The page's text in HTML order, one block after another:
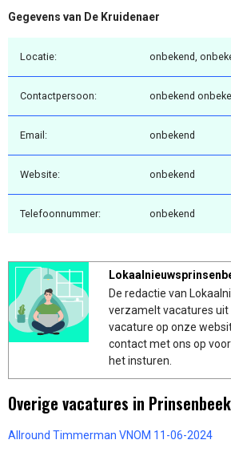
Gegevens van De Kruidenaer
Locatie: onbekend,
Contactpersoon: onbekend
Email: onbekend
Website: onbekend
Telefoonnummer: onbekend
De redactie van
verzamelt vacatures uit
vacature op onze
contact met ons op
het insturen.
Overige vacatures in Prinsenbeek
Allround Timmerman VNOM 11-06-2024